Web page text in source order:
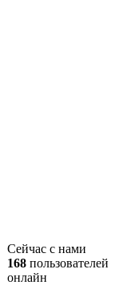
Сейчас с нами
168 пользователей
онлайн